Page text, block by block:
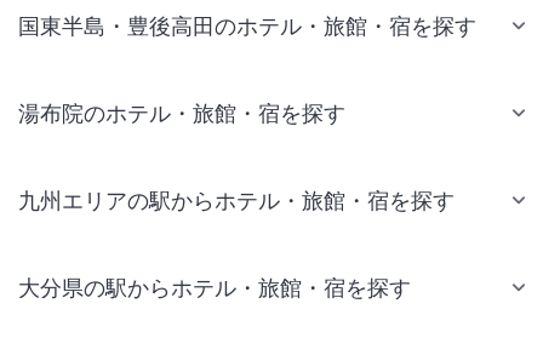
国東半島・豊後高田のホテル・旅館・宿を探す
湯布院のホテル・旅館・宿を探す
九州エリアの駅からホテル・旅館・宿を探す
大分県の駅からホテル・旅館・宿を探す